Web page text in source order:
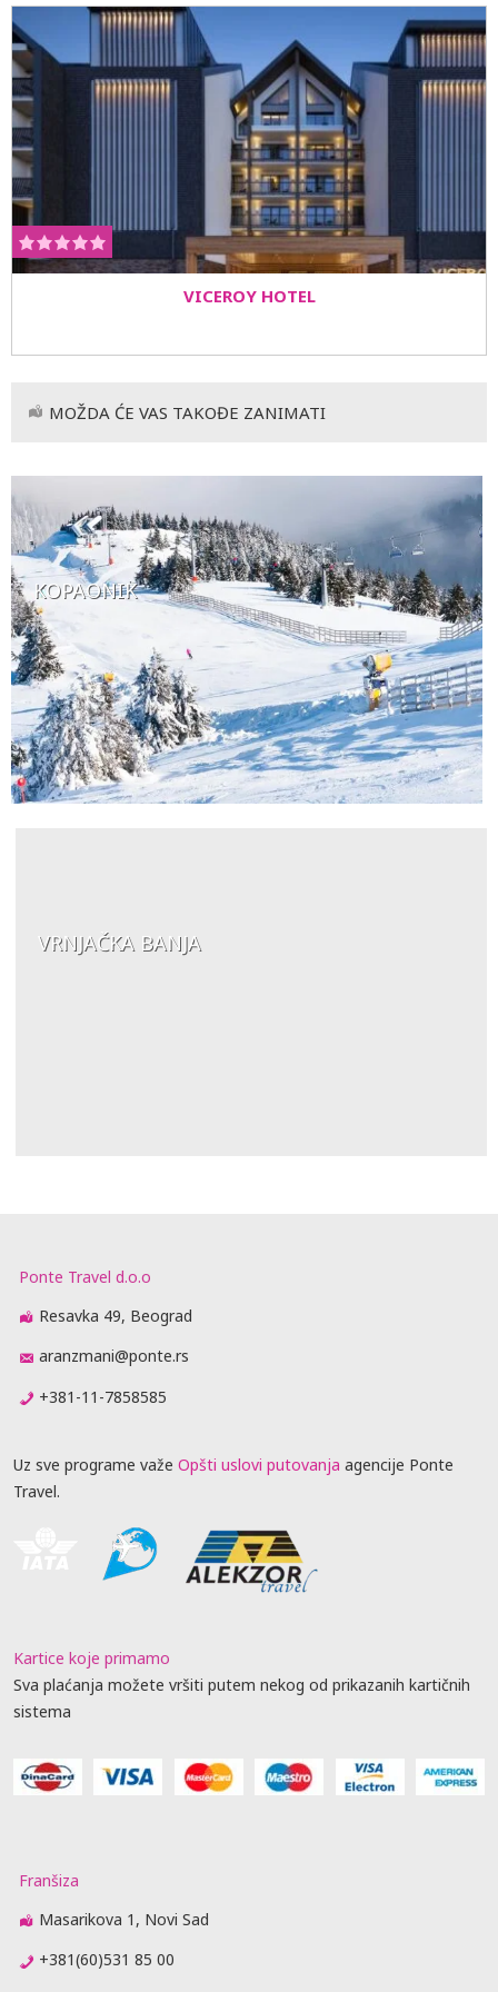
VICEROY HOTEL
MOŽDA ĆE VAS TAKOĐE ZANIMATI
KOPAONIK
VRNJAČKA BANJA
Ponte Travel d.o.o
Resavka 49, Beograd
aranzmani@ponte.rs
+381-11-7858585
Uz sve programe važe Opšti uslovi putovanja agencije Ponte
Travel.
Kartice koje primamo
Sva plaćanja možete vršiti putem nekog od prikazanih kartičnih
sistema
Franšiza
Masarikova 1, Novi Sad
+381(60)531 85 00